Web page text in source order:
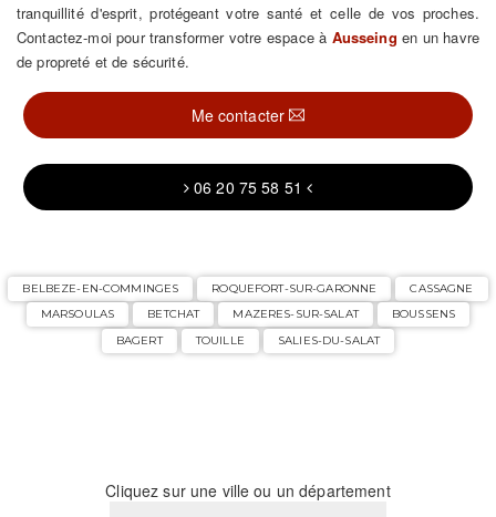
tranquillité d'esprit, protégeant votre santé et celle de vos proches.
Contactez-moi pour transformer votre espace à Ausseing en un havre
de propreté et de sécurité.
Me contacter
06 20 75 58 51
BELBEZE-EN-COMMINGES ROQUEFORT-SUR-GARONNE
CASSAGNE
MARSOULAS
BETCHAT MAZERES-SUR-SALAT
BOUSSENS
BAGERT
TOUILLE SALIES-DU-SALAT
Cliquez sur une ville ou un département